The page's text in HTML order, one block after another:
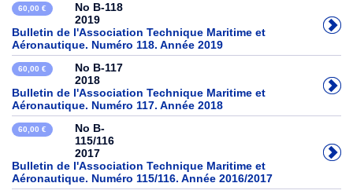
60,00 €
No B-118
2019
Bulletin de l'Association Technique Maritime et
Aéronautique. Numéro 118. Année 2019
60,00 €
No B-117
2018
Bulletin de l'Association Technique Maritime et
Aéronautique. Numéro 117. Année 2018
60,00 €
No B-
115/116
2017
Bulletin de l'Association Technique Maritime et
Aéronautique. Numéro 115/116. Année 2016/2017